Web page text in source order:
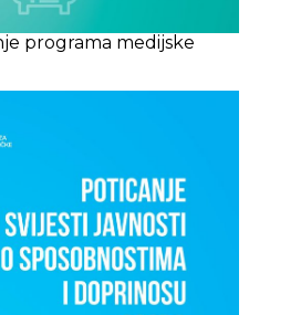
programa medijske